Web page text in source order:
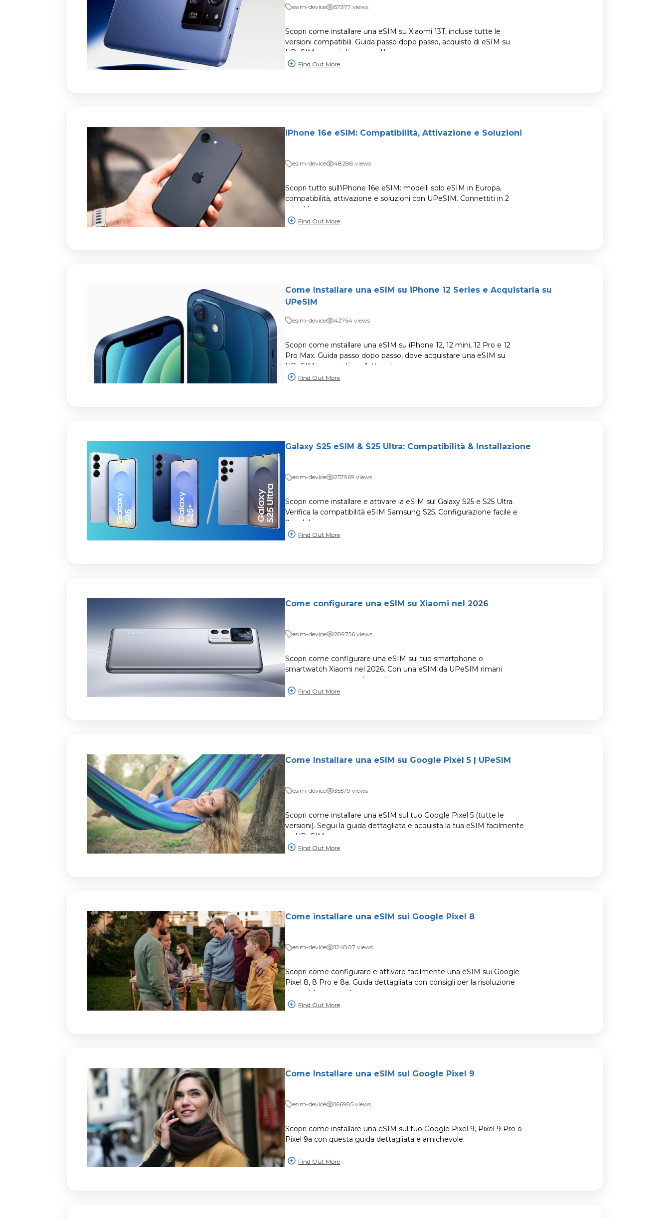
esim-device 57377 views
Scopri come installare una eSIM su Xiaomi 13T, incluse tutte le
versioni compatibili. Guida passo dopo passo, acquisto di eSIM su
UPeSIM e consigli essenziali!
Find Out More
iPhone 16e eSIM: Compatibilità, Attivazione e Soluzioni
esim-device 48288 views
Scopri tutto sull’iPhone 16e eSIM: modelli solo eSIM in Europa,
compatibilità, attivazione e soluzioni con UPeSIM. Connettiti in 2
minuti!
Find Out More
Come Installare una eSIM su iPhone 12 Series e Acquistarla su
UPeSIM
esim-device 42764 views
Scopri come installare una eSIM su iPhone 12, 12 mini, 12 Pro e 12
Pro Max. Guida passo dopo passo, dove acquistare una eSIM su
UPeSIM e consigli per l'attivazione.
Find Out More
Galaxy S25 eSIM & S25 Ultra: Compatibilità & Installazione
esim-device 257969 views
Scopri come installare e attivare la eSIM sul Galaxy S25 e S25 Ultra.
Verifica la compatibilità eSIM Samsung S25. Configurazione facile e
flessibile.
Find Out More
Come configurare una eSIM su Xiaomi nel 2026
esim-device 289756 views
Scopri come configurare una eSIM sul tuo smartphone o
smartwatch Xiaomi nel 2026. Con una eSIM da UPeSIM rimani
connesso ovunque nel mondo.
Find Out More
Come Installare una eSIM su Google Pixel 5 | UPeSIM
esim-device 35579 views
Scopri come installare una eSIM sul tuo Google Pixel 5 (tutte le
versioni). Segui la guida dettagliata e acquista la tua eSIM facilmente
su UPeSIM.
Find Out More
Come installare una eSIM sui Google Pixel 8
esim-device 124807 views
Scopri come configurare e attivare facilmente una eSIM sui Google
Pixel 8, 8 Pro e 8a. Guida dettagliata con consigli per la risoluzione
dei problemi e vantaggi spiegati.
Find Out More
Come Installare una eSIM sul Google Pixel 9
esim-device 166985 views
Scopri come installare una eSIM sul tuo Google Pixel 9, Pixel 9 Pro o
Pixel 9a con questa guida dettagliata e amichevole.
Find Out More